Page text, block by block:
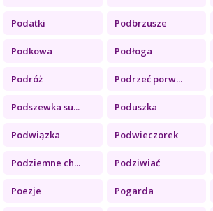
Podatki Podbrzusze
Podkowa Podłoga
Podróż Podrzeć porw...
Podszewka su... Poduszka
Podwiązka Podwieczorek
Podziemne ch... Podziwiać
Poezje Pogarda